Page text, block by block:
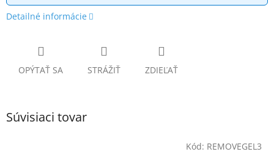
Detailné informácie
OPÝTAŤ SA STRÁŽIŤ ZDIEĽAŤ
Súvisiaci tovar
Kód: REMOVEGEL3